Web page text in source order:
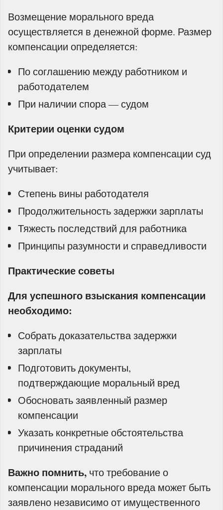
Возмещение морального вреда
осуществляется в денежной форме. Размер
компенсации определяется:
По соглашению между работником и
работодателем
При наличии спора — судом
Критерии оценки судом
При определении размера компенсации суд
учитывает:
Степень вины работодателя
Продолжительность задержки зарплаты
Тяжесть последствий для работника
Принципы разумности и справедливости
Практические советы
Для успешного взыскания компенсации
необходимо:
Собрать доказательства задержки
зарплаты
Подготовить документы,
подтверждающие моральный вред
Обосновать заявленный размер
компенсации
Указать конкретные обстоятельства
причинения страданий
Важно помнить, что требование о
компенсации морального вреда может быть
заявлено независимо от имущественного